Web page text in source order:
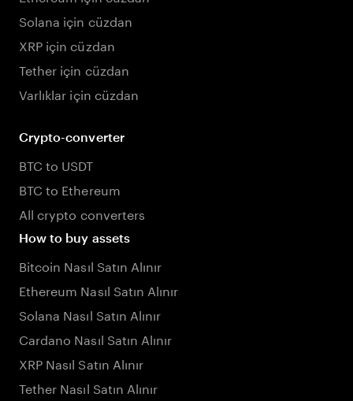
Solana için cüzdan
XRP için cüzdan
Tether için cüzdan
Varlıklar için cüzdan
Crypto-converter
BTC to USDT
BTC to Ethereum
All crypto converters
How to buy assets
Bitcoin Nasıl Satın Alınır
Ethereum Nasıl Satın Alınır
Solana Nasıl Satın Alınır
Cardano Nasıl Satın Alınır
XRP Nasıl Satın Alınır
Tether Nasıl Satın Alınır